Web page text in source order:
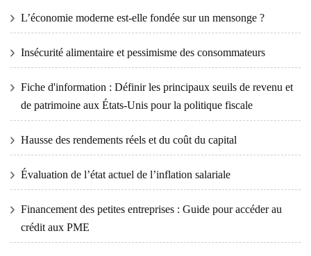
L’économie moderne est-elle fondée sur un mensonge ?
Insécurité alimentaire et pessimisme des consommateurs
Fiche d'information : Définir les principaux seuils de revenu et
de patrimoine aux États-Unis pour la politique fiscale
Hausse des rendements réels et du coût du capital
Évaluation de l’état actuel de l’inflation salariale
Financement des petites entreprises : Guide pour accéder au
crédit aux PME